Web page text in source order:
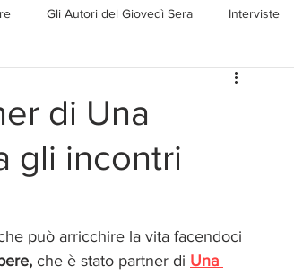
Gli Autori del Giovedì Sera Interviste
Ambiente PanettoniAMOCi
di Una
gli incontri
può arricchire la vita facendoci
che è stato partner di Una